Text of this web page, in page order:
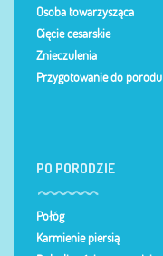
Osoba towarzysząca
Cięcie cesarskie
Znieczulenia
Przygotowanie do porodu
PO PORODZIE
Połóg
Karmienie piersią